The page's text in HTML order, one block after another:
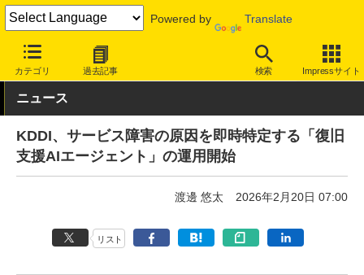
Powered by Translate
カテゴリ 過去記事 検索 Impressサイト
INTERNET Watch トピック 技術/規格
ニュース
KDDI、サービス障害の原因を即時特定する「復旧
支援AIエージェント」の運用開始
渡邊 悠太 2026年2月20日 07:00
リスト